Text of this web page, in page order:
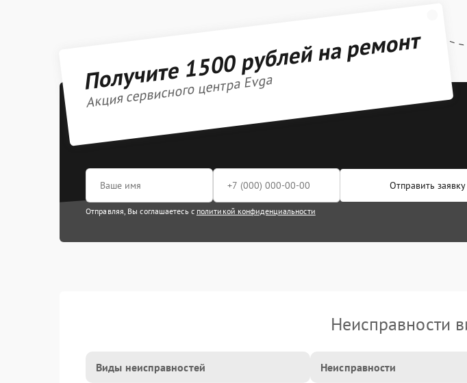
Получите 1500 рублей на ремонт
Акция сервисного центра Evga
Отправить
Отправляя, Вы соглашаетесь с политикой конфиденциальности
Неисправности
Виды неисправностей Неисправности